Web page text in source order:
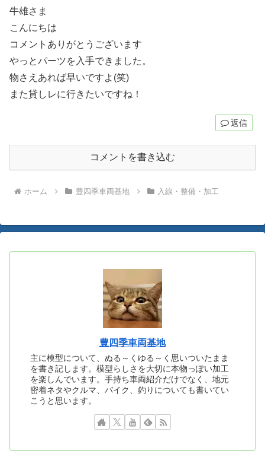
牛雄さま
こんにちは
コメントありがとうございます
やっとパーツを入手できました。
物さえあれば早いですよ(笑)
また貸しレに行きたいですね！
返信
コメントを書き込む
ホーム 豊四季車両基地 入線・整備・加工
豊四季車両基地
主に模型について、ぬる～くゆる～く思いついたまま
を書き記します。模型らしさを大切に本物っぽい加工
を楽しんでいます。手持ち車両紹介だけでなく、地元
密着ネタやクルマ、バイク、釣りについても書いてい
こうと思います。